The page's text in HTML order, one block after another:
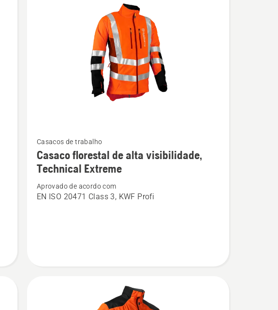
mais
detalhes
sobre
Casaco
Casacos de trabalho
Casaco florestal de alta visibilidade,
Technical Extreme
Aprovado de acordo com
EN ISO 20471 Class 3, KWF Profi